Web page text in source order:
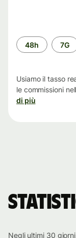
Periodo
di
48h 7G
Usiamo il tasso
le commissioni
di più
Negli ultimi 30